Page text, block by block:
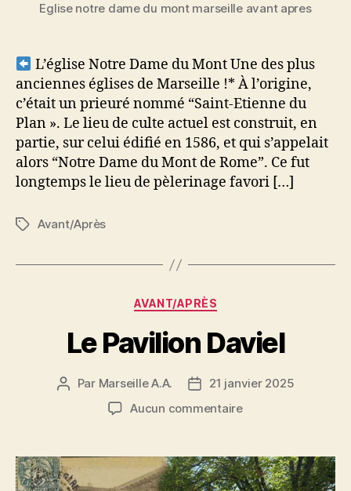
Eglise notre dame du mont marseille avant apres
L’église Notre Dame du Mont Une des plus
anciennes églises de Marseille !* À l’origine,
c’était un prieuré nommé “Saint-Etienne du
Plan ». Le lieu de culte actuel est construit, en
partie, sur celui édifié en 1586, et qui s’appelait
alors “Notre Dame du Mont de Rome”. Ce fut
longtemps le lieu de pèlerinage favori […]
Étiquettes
Avant/Après
Catégories
AVANT/APRÈS
Le Pavilion Daviel
Auteur
Par Marseille A.A.
Date21 janvier 2025
Aucun commentairesur
Daviel